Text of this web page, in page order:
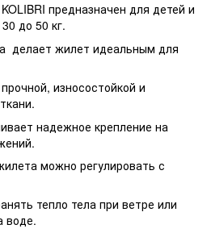
предназначен для детей и
до 50 кг.
делает жилет идеальным для
износостойкой и
надежное крепление на
можно регулировать с
тепло тела при ветре или
воде.